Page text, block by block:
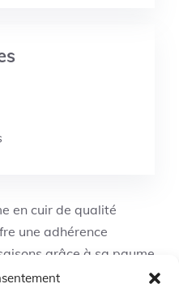
en cuir de qualité
une adhérence
grâce à sa paume
dans les quatre sens.